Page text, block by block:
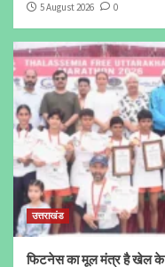
5 August 2026
0
उत्तराखंड
फिटनेस का मूल मंत्र है खेल के